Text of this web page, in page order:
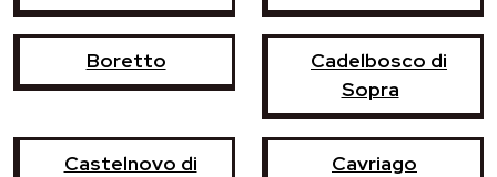
Boretto
Cadelbosco di
Sopra
Castelnovo di
Cavriago